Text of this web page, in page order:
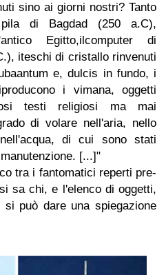
sino ai giorni nostri? Tanto
di Bagdad (250 a.C),
Egitto,ilcomputer di
iteschi di cristallo rinvenuti
e, dulcis in fundo, i
i vimana, oggetti
testi religiosi ma mai
di volare nell'aria, nello
di cui sono stati
[...]"
tra i fantomatici reperti pre-
sa chi, e l'elenco di oggetti,
può dare una spiegazione